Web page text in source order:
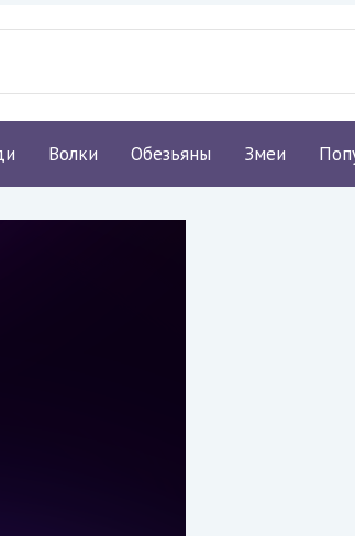
Волки Обезьяны Змеи